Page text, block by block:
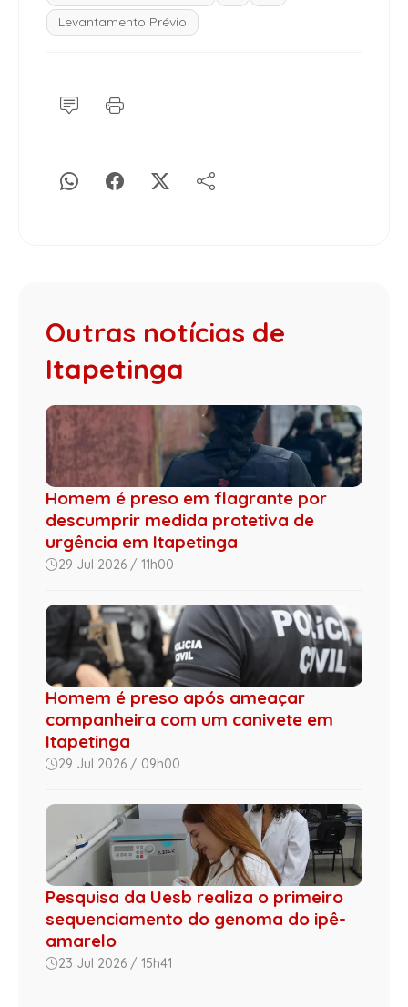
Levantamento Prévio
Outras notícias de
Itapetinga
Homem é preso em flagrante por
descumprir medida protetiva de
urgência em Itapetinga
29 Jul 2026 / 11h00
Homem é preso após ameaçar
companheira com um canivete em
Itapetinga
29 Jul 2026 / 09h00
Pesquisa da Uesb realiza o primeiro
sequenciamento do genoma do ipê-
amarelo
23 Jul 2026 / 15h41